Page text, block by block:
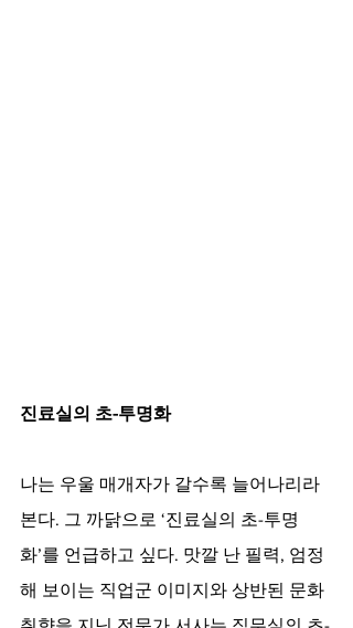
진료실의 초-투명화
나는 우울 매개자가 갈수록 늘어나리라
본다. 그 까닭으로 ‘진료실의 초-투명
화’를 언급하고 싶다. 맛깔 난 필력, 엄정
해 보이는 직업군 이미지와 상반된 문화